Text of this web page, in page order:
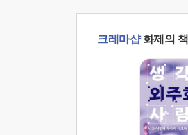
크레마샵화제의 책